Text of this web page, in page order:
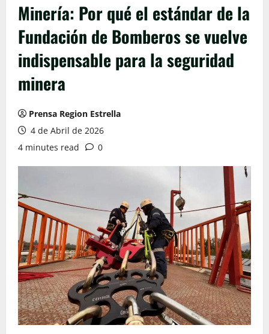
Minería: Por qué el estándar de la
Fundación de Bomberos se vuelve
indispensable para la seguridad
minera
Prensa Region Estrella
4 de Abril de 2026
4 minutes read
0